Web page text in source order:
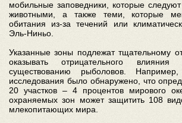
мобильные заповедники, которые
животными, а также теми, которые
обитания из-за течений или
Эль-Ниньо.
Указанные зоны подлежат тщательному
оказывать отрицательного
существованию рыболовов.
исследования было обнаружено, что
20 участков – 4 процентов мирового
охраняемых зон может защитить 108
млекопитающих мира.